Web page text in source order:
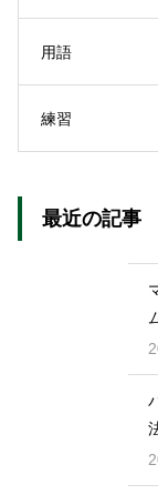
用語
練習
最近の記事